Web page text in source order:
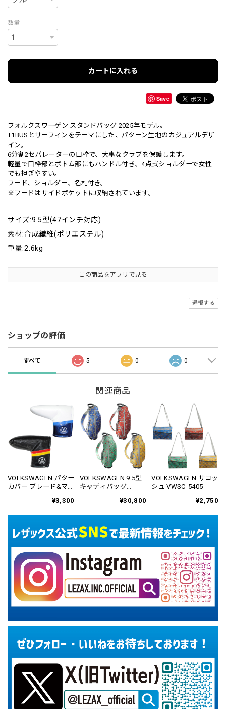
数量
カートに入れる
Save
フォルクスワーゲン スタンドバッグ 2025年モデル。
T1BUSとサーフィンをテーマにした、パターン生地のカジュアルデザ
イン。
6分割2セパレーターの口枠で、大事なクラブを保護します。
軽量で口枠部とボトム部にもハンドル付き、4点式ショルダーで女性
でも担ぎやすい。
フード、ショルダー、名札付き。
※フードはサイドポケットに収納されています。
サイズ:9.5型(47インチ対応)
素材:合成繊維(ポリエステル)
重量:2.6kg
この商品をアプリで見る
通報する
ショップの評価
すべて 5 0 0
関連商品
VOLKSWAGEN パター
カバー ブレード&マレ
¥3,300
VOLKSWAGEN 9.5型
キャディバッグ
¥30,800
VOLKSWAGEN サコッ
シュ VWSC-5405
¥2,750